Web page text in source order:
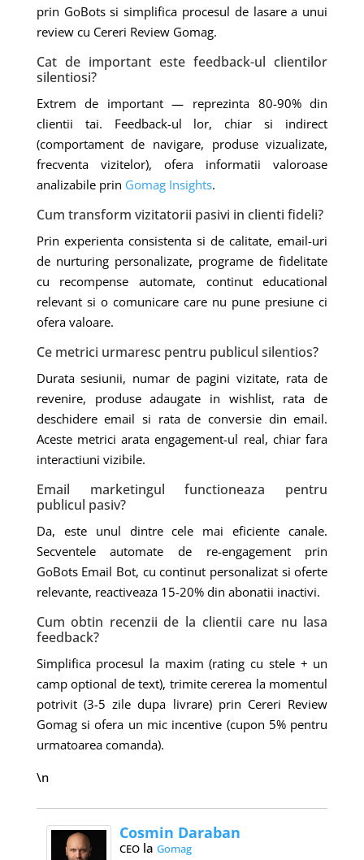
prin GoBots si simplifica procesul de lasare a unui
review cu Cereri Review Gomag.
Cat de important este feedback-ul clientilor
silentiosi?
Extrem de important — reprezinta 80-90% din
clientii tai. Feedback-ul lor, chiar si indirect
(comportament de navigare, produse vizualizate,
frecventa vizitelor), ofera informatii valoroase
analizabile prin Gomag Insights.
Cum transform vizitatorii pasivi in clienti fideli?
Prin experienta consistenta si de calitate, email-uri
de nurturing personalizate, programe de fidelitate
cu recompense automate, continut educational
relevant si o comunicare care nu pune presiune ci
ofera valoare.
Ce metrici urmaresc pentru publicul silentios?
Durata sesiunii, numar de pagini vizitate, rata de
revenire, produse adaugate in wishlist, rata de
deschidere email si rata de conversie din email.
Aceste metrici arata engagement-ul real, chiar fara
interactiuni vizibile.
Email marketingul functioneaza pentru
publicul pasiv?
Da, este unul dintre cele mai eficiente canale.
Secventele automate de re-engagement prin
GoBots Email Bot, cu continut personalizat si oferte
relevante, reactiveaza 15-20% din abonatii inactivi.
Cum obtin recenzii de la clientii care nu lasa
feedback?
Simplifica procesul la maxim (rating cu stele + un
camp optional de text), trimite cererea la momentul
potrivit (3-5 zile dupa livrare) prin Cereri Review
Gomag si ofera un mic incentive (cupon 5% pentru
urmatoarea comanda).
\n
Cosmin Daraban
CEOla Gomag